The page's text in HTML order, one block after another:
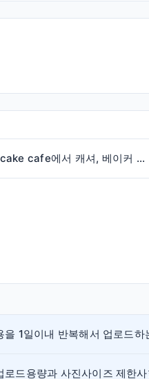
구인 Tokyo cheesecake cafe에서 캐셔, 베이커 구인합니다